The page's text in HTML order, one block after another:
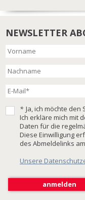
NEWSLETTER
* Ja, ich möchte den
Ich erkläre mich mit
Daten für die
Diese Einwilligung
des Abmeldelinks
Unsere